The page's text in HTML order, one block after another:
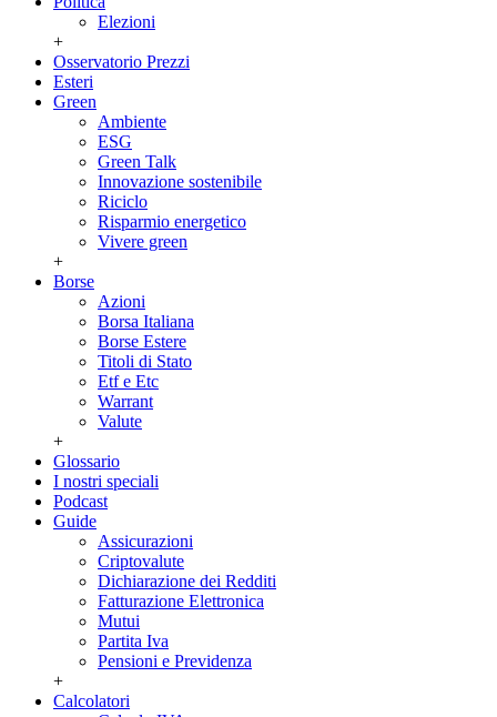
Elezioni
+
Osservatorio Prezzi
Esteri
Green
Ambiente
ESG
Green Talk
Innovazione sostenibile
Riciclo
Risparmio energetico
Vivere green
+
Borse
Azioni
Borsa Italiana
Borse Estere
Titoli di Stato
Etf e Etc
Warrant
Valute
+
Glossario
I nostri speciali
Podcast
Guide
Assicurazioni
Criptovalute
Dichiarazione dei Redditi
Fatturazione Elettronica
Mutui
Partita Iva
Pensioni e Previdenza
+
Calcolatori